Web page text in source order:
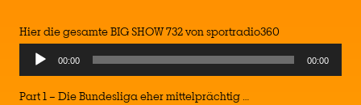
Hier die gesamte BIG SHOW 732 von sportradio360
Audio
Player
00:00 00:00
Part 1 – Die Bundesliga eher mittelprächtig …